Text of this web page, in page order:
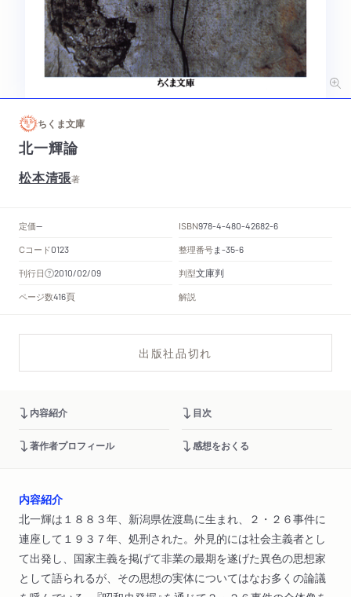
ちくま文庫
北一輝論
松本清張著
定価-- ISBN978-4-480-42682-6
Cコード0123 整理番号ま-35-6
刊行日 2010/02/09 判型文庫判
ページ数416頁 解説
出版社品切れ
内容紹介 目次
著作者プロフィール 感想をおくる
内容紹介
北一輝は１８８３年、新潟県佐渡島に生まれ、２・２６事件に
連座して１９３７年、処刑された。外見的には社会主義者とし
て出発し、国家主義を掲げて非業の最期を遂げた異色の思想家
として語られるが、その思想の実体についてはなお多くの論議